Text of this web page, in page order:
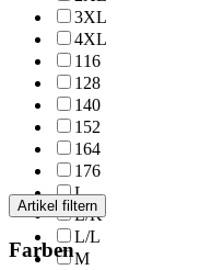
3XL
4XL
116
128
140
152
164
176
L
L/K
L/L
M
Artikel filtern
Farben